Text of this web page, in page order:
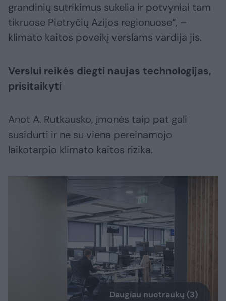
grandinių sutrikimus sukelia ir potvyniai tam
tikruose Pietryčių Azijos regionuose“, –
klimato kaitos poveikį verslams vardija jis.
Verslui reikės diegti naujas technologijas,
prisitaikyti
Anot A. Rutkausko, įmonės taip pat gali
susidurti ir ne su viena pereinamojo
laikotarpio klimato kaitos rizika.
Daugiau nuotraukų (3)